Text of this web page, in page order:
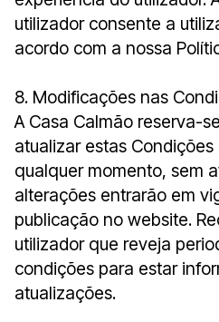
utilizador consente a
acordo com a nossa
8. Modificações nas
A Casa Calmão reserva-
atualizar estas
qualquer momento, sem
alterações entrarão em
publicação no website.
utilizador que reveja
condições para estar
atualizações.